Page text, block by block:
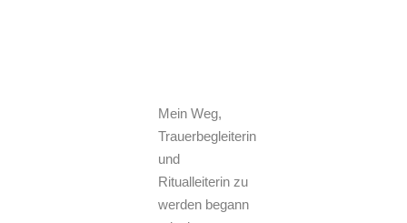
Mein Weg,
Trauerbegleiterin
und
Ritualleiterin zu
werden begann